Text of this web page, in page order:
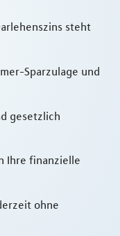
steht
Sparzulage und
gesetzlich
Ihre finanzielle
ohne